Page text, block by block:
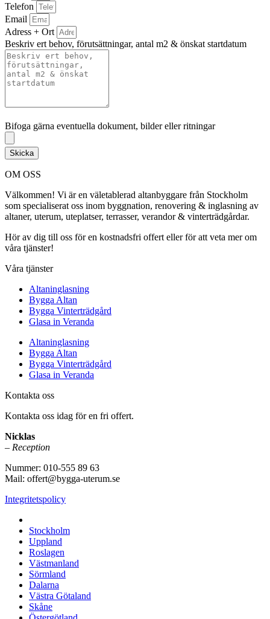
Telefon
Email
Adress + Ort
Beskriv ert behov, förutsättningar, antal m2 & önskat startdatum
Bifoga gärna eventuella dokument, bilder eller ritningar
Skicka
OM OSS
Välkommen! Vi är en väletablerad altanbyggare från Stockholm
som specialiserat oss inom byggnation, renovering & inglasning av
altaner, uterum, uteplatser, terrasser, verandor & vinterträdgårdar.
Hör av dig till oss för en kostnadsfri offert eller för att veta mer om
våra tjänster!
Våra tjänster
Altaninglasning
Bygga Altan
Bygga Vinterträdgård
Glasa in Veranda
Altaninglasning
Bygga Altan
Bygga Vinterträdgård
Glasa in Veranda
Kontakta oss
Kontakta oss idag för en fri offert.
Nicklas
– Reception
Nummer: 010-555 89 63
Mail: offert@bygga-uterum.se
Integritetspolicy
Stockholm
Uppland
Roslagen
Västmanland
Sörmland
Dalarna
Västra Götaland
Skåne